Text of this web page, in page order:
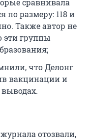
сравнивала
по размеру: 118 и
Также автор не
эти группы
что Делонг
вакцинации и
отозвали,